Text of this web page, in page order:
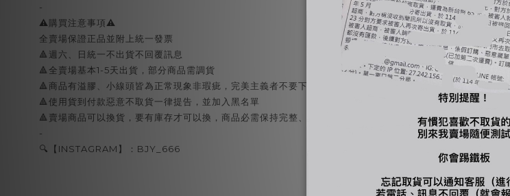
-
⚠️購買注意事項⚠️
全賣場保證正品並附上統一發票
🔺週六、日統一不出貨不回覆訊息
🔺全賣場基本1-5天出貨，部分商品需調貨
🔺商品有溢膠、小線頭皆為正常現象非瑕疵，完美主義者不要下標，自行到店面購買
🔺使用貨到付款惡意不取貨一律提告，並加入黑名單
🔺賣場商品可以換貨，要有庫存才可以換，商品必需保持完整、吊牌不能剪，才能換貨，換貨須知請詳售後小卡
-
🔍【INSTAGRAM】：BJY_666